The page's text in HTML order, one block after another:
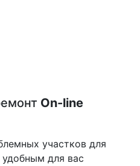
On-line
участков для
для вас